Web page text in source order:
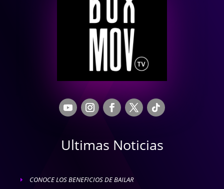
Ultimas Noticias
E CONOCE LOS BENEFICIOS DE BAILAR